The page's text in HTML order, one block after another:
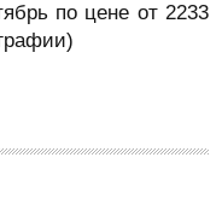
по цене от 2233